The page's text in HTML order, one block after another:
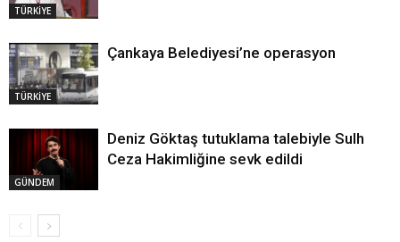
TÜRKİYE
TÜRKİYE
Çankaya Belediyesi’ne operasyon
GÜNDEM
Deniz Göktaş tutuklama talebiyle Sulh
Ceza Hakimliğine sevk edildi